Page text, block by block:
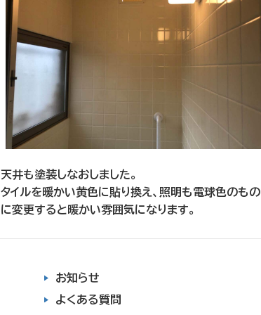
天井も塗装しなおしました。
タイルを暖かい黄色に貼り換え、照明も電球色のもの
に変更すると暖かい雰囲気になります。
お知らせ
よくある質問